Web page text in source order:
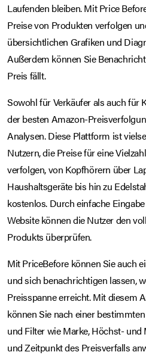
Laufenden bleiben. Mit Price
Preise von Produkten verfolgen
übersichtlichen Grafiken und
Außerdem können Sie
Preis fällt.
Sowohl für Verkäufer als auch für
der besten Amazon-
Analysen. Diese Plattform ist
Nutzern, die Preise für eine
verfolgen, von Kopfhörern über
Haushaltsgeräte bis hin zu
kostenlos. Durch einfache
Website können die Nutzer den
Produkts überprüfen.
Mit PriceBefore können Sie auch
und sich benachrichtigen lassen,
Preisspanne erreicht. Mit diesem
können Sie nach einer
und Filter wie Marke, Höchst-
und Zeitpunkt des Preisverfalls